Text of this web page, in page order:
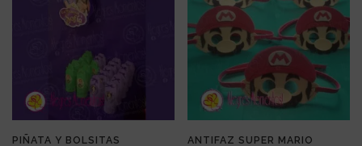
PIÑATA Y BOLSITAS
ANTIFAZ SUPER MARIO